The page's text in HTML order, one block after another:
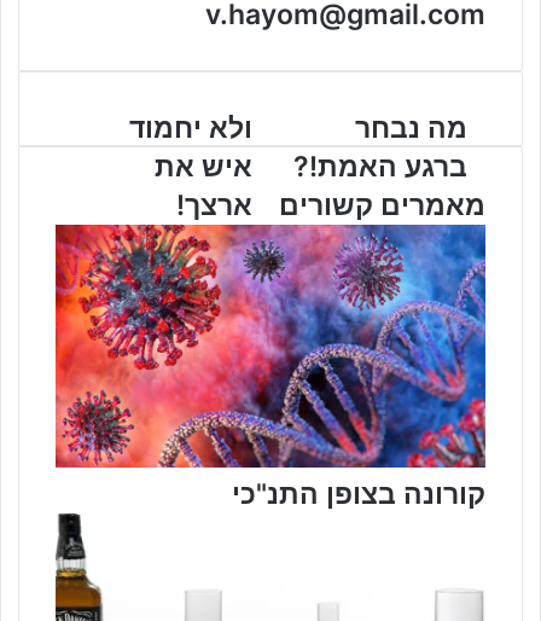
v.hayom@gmail.com
ו
ל
א
י
ח
מ
ו
ד
א
י
ש
א
ת
א
צ
ולא יחמוד
איש את
ארצך!
מ
ה
נ
ב
ח
ר
ב
ר
ג
ע
ה
א
מ
ת
?
מה נבחר
ברגע האמת!?
מאמרים קשורים
קורונה בצופן התנ"כי